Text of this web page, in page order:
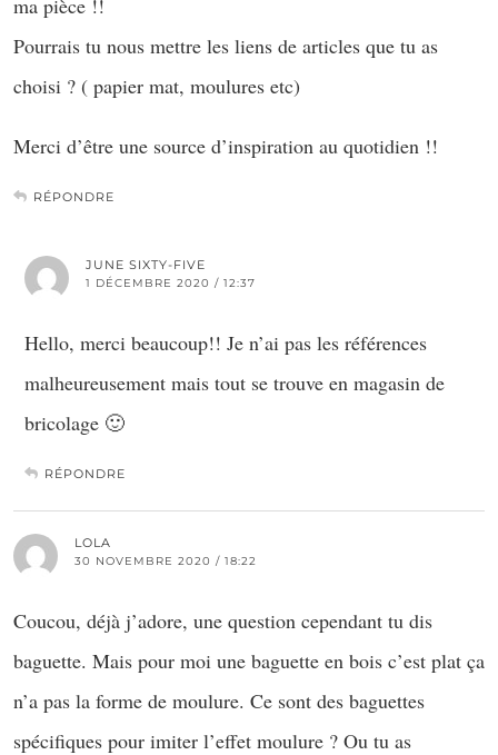
Pourrais tu nous mettre les liens de articles que tu as
choisi ? ( papier mat, moulures etc)
Merci d’être une source d’inspiration au quotidien !!
RÉPONDRE
JUNE SIXTY-FIVE
1 DÉCEMBRE 2020 / 12:37
Hello, merci beaucoup!! Je n’ai pas les références
malheureusement mais tout se trouve en magasin de
bricolage 🙂
RÉPONDRE
LOLA
30 NOVEMBRE 2020 / 18:22
Coucou, déjà j’adore, une question cependant tu dis
baguette. Mais pour moi une baguette en bois c’est plat ça
n’a pas la forme de moulure. Ce sont des baguettes
spécifiques pour imiter l’effet moulure ? Ou tu as